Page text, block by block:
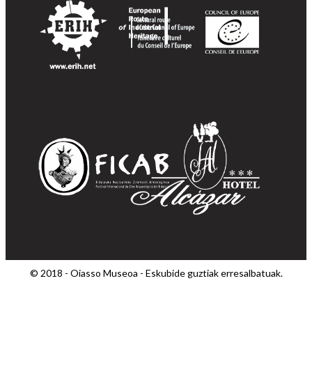
© 2018 - Oiasso Museoa - Eskubide guztiak erresalbatuak.